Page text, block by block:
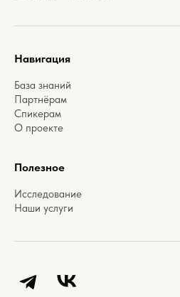
Навигация
База знаний
Партнёрам
Спикерам
О проекте
Полезное
Исследование
Наши услуги
TelegramВКонтакте